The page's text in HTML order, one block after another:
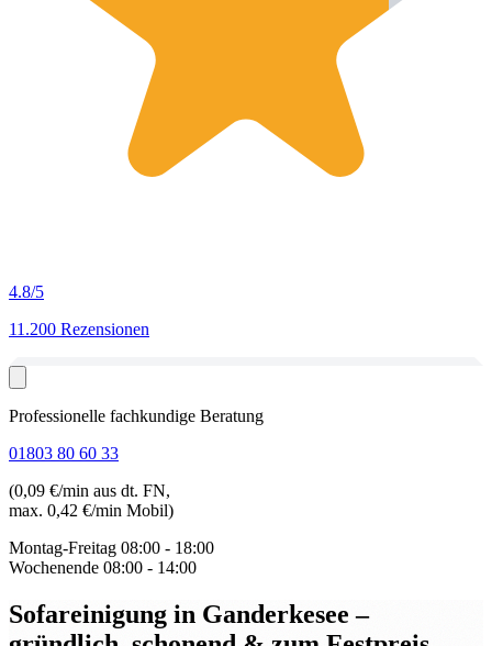
4.8/5
11.200 Rezensionen
Professionelle fachkundige Beratung
01803 80 60 33
(0,09 €/min aus dt. FN,
max. 0,42 €/min Mobil)
Montag-Freitag 08:00 - 18:00
Wochenende 08:00 - 14:00
Sofareinigung in Ganderkesee–